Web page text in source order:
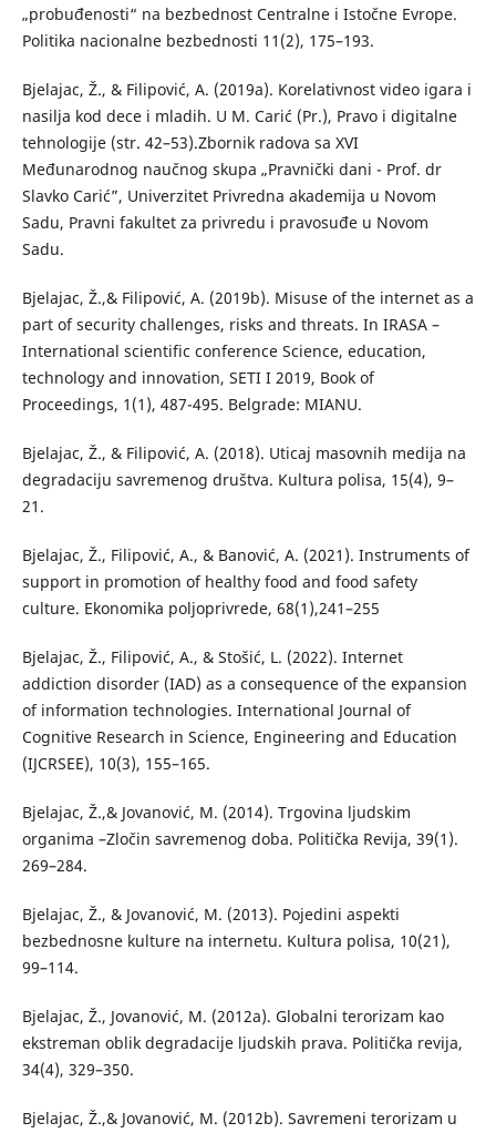
„probuđenosti“ na bezbednost Centralne i Istočne Evrope.
Politika nacionalne bezbednosti 11(2), 175–193.
Bjelajac, Ž., & Filipović, A. (2019a). Korelativnost video igara i
nasilja kod dece i mladih. U M. Carić (Pr.), Pravo i digitalne
tehnologije (str. 42–53).Zbornik radova sa XVI
Međunarodnog naučnog skupa „Pravnički dani - Prof. dr
Slavko Carić”, Univerzitet Privredna akademija u Novom
Sadu, Pravni fakultet za privredu i pravosuđe u Novom
Sadu.
Bjelajac, Ž.,& Filipović, A. (2019b). Misuse of the internet as a
part of security challenges, risks and threats. In IRASA –
International scientific conference Science, education,
technology and innovation, SETI I 2019, Book of
Proceedings, 1(1), 487-495. Belgrade: MIANU.
Bjelajac, Ž., & Filipović, A. (2018). Uticaj masovnih medija na
degradaciju savremenog društva. Kultura polisa, 15(4), 9–
21.
Bjelajac, Ž., Filipović, A., & Banović, A. (2021). Instruments of
support in promotion of healthy food and food safety
culture. Ekonomika poljoprivrede, 68(1),241–255
Bjelajac, Ž., Filipović, A., & Stošić, L. (2022). Internet
addiction disorder (IAD) as a consequence of the expansion
of information technologies. International Journal of
Cognitive Research in Science, Engineering and Education
(IJCRSEE), 10(3), 155–165.
Bjelajac, Ž.,& Jovanović, M. (2014). Trgovina ljudskim
organima –Zločin savremenog doba. Politička Revija, 39(1).
269–284.
Bjelajac, Ž., & Jovanović, M. (2013). Pojedini aspekti
bezbednosne kulture na internetu. Kultura polisa, 10(21),
99–114.
Bjelajac, Ž., Jovanović, M. (2012a). Globalni terorizam kao
ekstreman oblik degradacije lјudskih prava. Politička revija,
34(4), 329–350.
Bjelajac, Ž.,& Jovanović, M. (2012b). Savremeni terorizam u